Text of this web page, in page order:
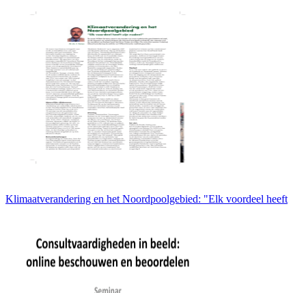
Klimaatverandering en het Noordpoolgebied: "Elk voordeel heeft